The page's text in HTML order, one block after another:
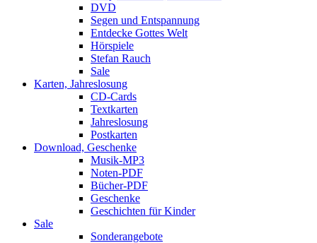
DVD
Segen und Entspannung
Entdecke Gottes Welt
Hörspiele
Stefan Rauch
Sale
Karten, Jahreslosung
CD-Cards
Textkarten
Jahreslosung
Postkarten
Download, Geschenke
Musik-MP3
Noten-PDF
Bücher-PDF
Geschenke
Geschichten für Kinder
Sale
Sonderangebote